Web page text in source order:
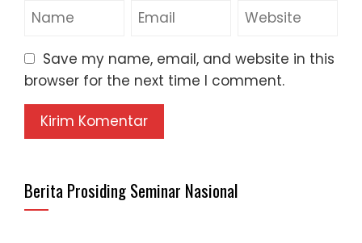
Save my name, email, and website in this
browser for the next time I comment.
Berita Prosiding Seminar Nasional